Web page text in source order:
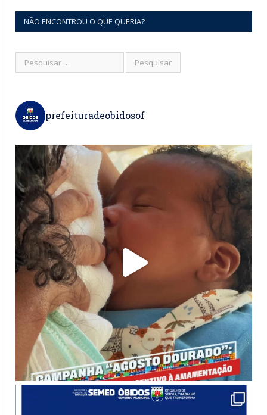
NÃO ENCONTROU O QUE QUERIA?
prefeituradeobidosof